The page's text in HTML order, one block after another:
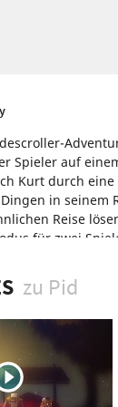
Spieler auf
Kurt durch
in seinem
Reise
für zwei
zu Pid